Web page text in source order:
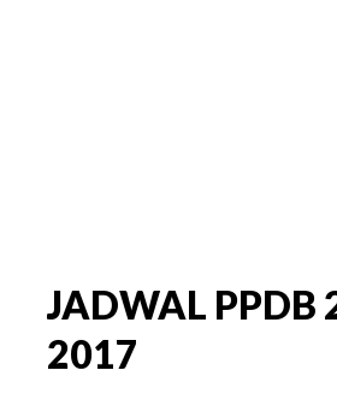
JADWAL PPDB
2017